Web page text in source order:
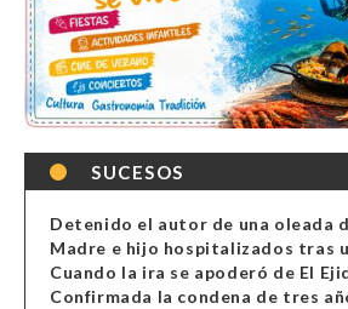
SUCESOS
Cuando la ira se apoderó de El